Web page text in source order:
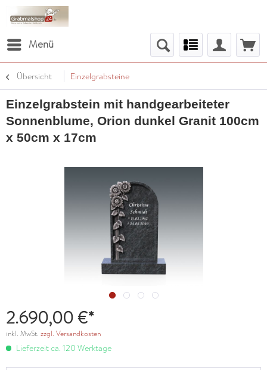
Menü
Übersicht Einzelgrabsteine
Einzelgrabstein mit handgearbeiteter
Sonnenblume, Orion dunkel Granit 100cm
x 50cm x 17cm
2.690,00 €*
inkl. MwSt. zzgl. Versandkosten
Lieferzeit ca. 120 Werktage